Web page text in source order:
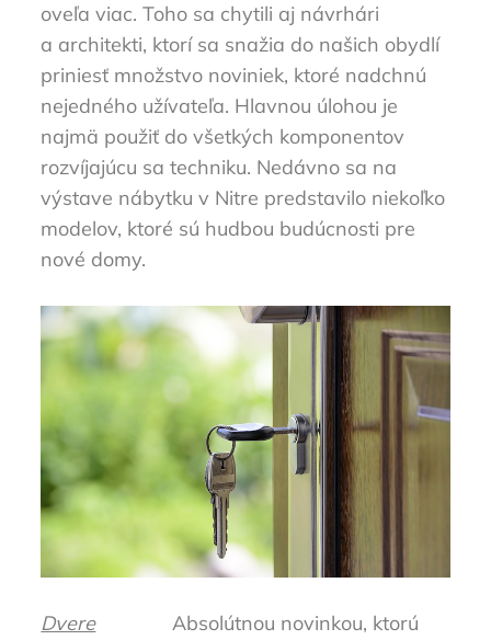
oveľa viac. Toho sa chytili aj návrhári
a architekti, ktorí sa snažia do našich obydlí
priniesť množstvo noviniek, ktoré nadchnú
nejedného užívateľa. Hlavnou úlohou je
najmä použiť do všetkých komponentov
rozvíjajúcu sa techniku. Nedávno sa na
výstave nábytku v Nitre predstavilo niekoľko
modelov, ktoré sú hudbou budúcnosti pre
nové domy.
DvereAbsolútnou novinkou, ktorú